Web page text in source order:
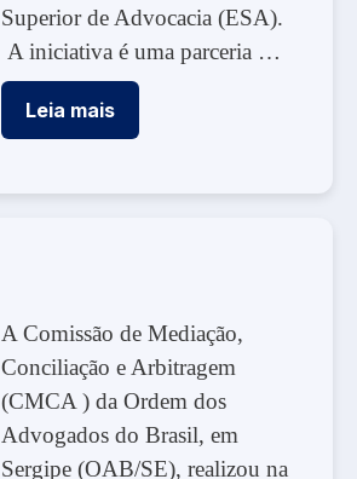
Superior de Advocacia (ESA).
A iniciativa é uma parceria …
Leia mais
A Comissão de Mediação,
Conciliação e Arbitragem
(CMCA ) da Ordem dos
Advogados do Brasil, em
Sergipe (OAB/SE), realizou na